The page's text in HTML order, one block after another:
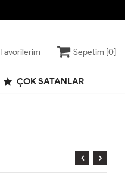
Favorilerim Sepetim [0]
ÇOK SATANLAR